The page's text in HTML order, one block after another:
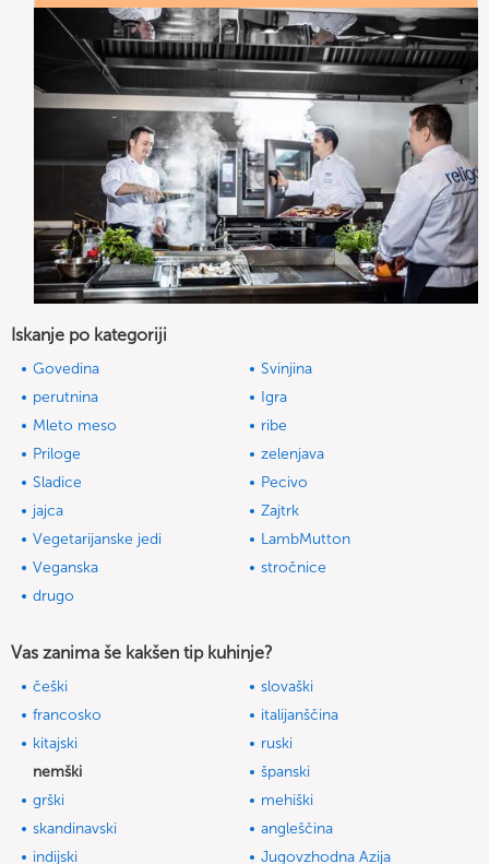
Iskanje po kategoriji
Govedina
Svinjina
perutnina
Igra
Mleto meso
ribe
Priloge
zelenjava
Sladice
Pecivo
jajca
Zajtrk
Vegetarijanske jedi
LambMutton
Veganska
stročnice
drugo
Vas zanima še kakšen tip kuhinje?
češki
slovaški
francosko
italijanščina
kitajski
ruski
nemški
španski
grški
mehiški
skandinavski
angleščina
indijski
Jugovzhodna Azija